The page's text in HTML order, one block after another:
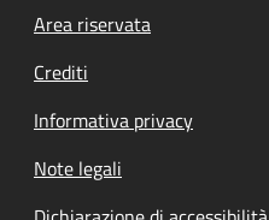
Footer menu
Area riservata
Crediti
Informativa privacy
Note legali